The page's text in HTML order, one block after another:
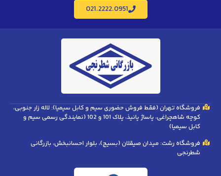
021.2222.0951
فروشگاه تهران (فقط فروش حضوری سیم و کابل سیمیا): لاله زار جنوبی،
کوچه شاهچراغی، پاساژ پانیذ، پلاک 101 و 102 (نمایندگی رسمی سیم و
کابل سیمیا)
فروشگاه رشت: میدان صیقلان (بسیج)، بلوار احسانبخش، بازرگانی
شطرنجی